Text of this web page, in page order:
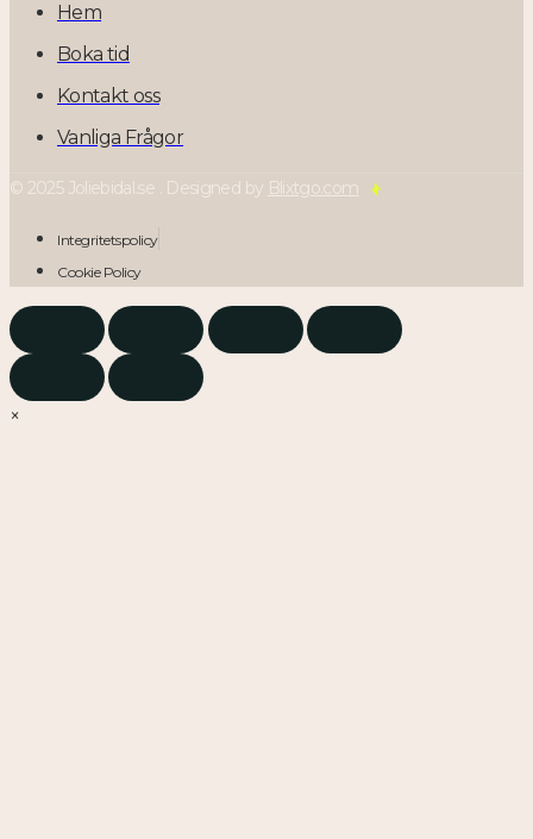
Hem
Boka tid
Kontakt oss
Vanliga Frågor
© 2025 Joliebidal.se . Designed by Blixtgo.com
Integritetspolicy
Cookie Policy
×